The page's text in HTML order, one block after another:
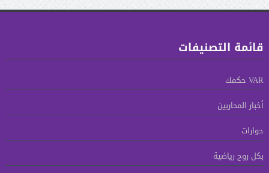
قائمة التصنيفات
VAR حكمك
أخبار المحاربين
حوارات
بكل روح رياضية